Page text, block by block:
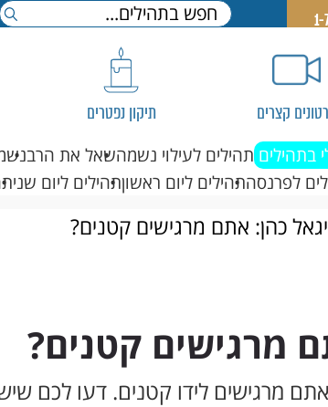
קצרים תיקון נפטרים
בתהילים תהילים לעילוי נשמהשאל את הרב
לפרנסהתהילים ליום ראשוןתהילים ליום שני
כהן: אתם מרגישים קטנים?
מרגישים קטנים?
מרגישים לידו קטנים. דעו לכם